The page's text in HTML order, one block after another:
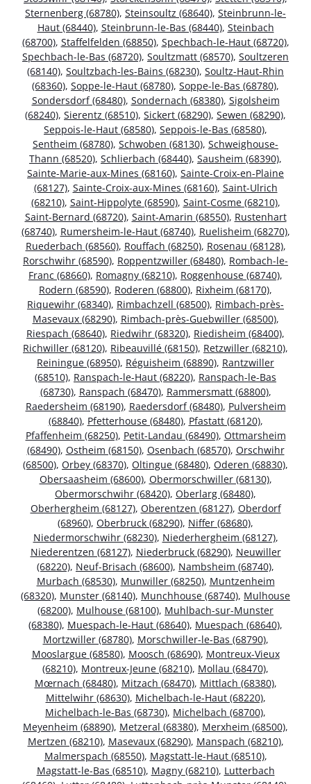
Sternenberg (68780), Steinsoultz (68640), Steinbrunn-le-
Haut (68440), Steinbrunn-le-Bas (68440), Steinbach
(68700), Staffelfelden (68850), Spechbach-le-Haut (68720),
Spechbach-le-Bas (68720), Soultzmatt (68570), Soultzeren
(68140), Soultzbach-les-Bains (68230), Soultz-Haut-Rhin
(68360), Soppe-le-Haut (68780), Soppe-le-Bas (68780),
Sondersdorf (68480), Sondernach (68380), Sigolsheim
(68240), Sierentz (68510), Sickert (68290), Sewen (68290),
Seppois-le-Haut (68580), Seppois-le-Bas (68580),
Sentheim (68780), Schwoben (68130), Schweighouse-
Thann (68520), Schlierbach (68440), Sausheim (68390),
Sainte-Marie-aux-Mines (68160), Sainte-Croix-en-Plaine
(68127), Sainte-Croix-aux-Mines (68160), Saint-Ulrich
(68210), Saint-Hippolyte (68590), Saint-Cosme (68210),
Saint-Bernard (68720), Saint-Amarin (68550), Rustenhart
(68740), Rumersheim-le-Haut (68740), Ruelisheim (68270),
Ruederbach (68560), Rouffach (68250), Rosenau (68128),
Rorschwihr (68590), Roppentzwiller (68480), Rombach-le-
Franc (68660), Romagny (68210), Roggenhouse (68740),
Rodern (68590), Roderen (68800), Rixheim (68170),
Riquewihr (68340), Rimbachzell (68500), Rimbach-près-
Masevaux (68290), Rimbach-près-Guebwiller (68500),
Riespach (68640), Riedwihr (68320), Riedisheim (68400),
Richwiller (68120), Ribeauvillé (68150), Retzwiller (68210),
Reiningue (68950), Réguisheim (68890), Rantzwiller
(68510), Ranspach-le-Haut (68220), Ranspach-le-Bas
(68730), Ranspach (68470), Rammersmatt (68800),
Raedersheim (68190), Raedersdorf (68480), Pulversheim
(68840), Pfetterhouse (68480), Pfastatt (68120),
Pfaffenheim (68250), Petit-Landau (68490), Ottmarsheim
(68490), Ostheim (68150), Osenbach (68570), Orschwihr
(68500), Orbey (68370), Oltingue (68480), Oderen (68830),
Obersaasheim (68600), Obermorschwiller (68130),
Obermorschwihr (68420), Oberlarg (68480),
Oberhergheim (68127), Oberentzen (68127), Oberdorf
(68960), Oberbruck (68290), Niffer (68680),
Niedermorschwihr (68230), Niederhergheim (68127),
Niederentzen (68127), Niederbruck (68290), Neuwiller
(68220), Neuf-Brisach (68600), Nambsheim (68740),
Murbach (68530), Munwiller (68250), Muntzenheim
(68320), Munster (68140), Munchhouse (68740), Mulhouse
(68200), Mulhouse (68100), Muhlbach-sur-Munster
(68380), Muespach-le-Haut (68640), Muespach (68640),
Mortzwiller (68780), Morschwiller-le-Bas (68790),
Mooslargue (68580), Moosch (68690), Montreux-Vieux
(68210), Montreux-Jeune (68210), Mollau (68470),
Mœrnach (68480), Mitzach (68470), Mittlach (68380),
Mittelwihr (68630), Michelbach-le-Haut (68220),
Michelbach-le-Bas (68730), Michelbach (68700),
Meyenheim (68890), Metzeral (68380), Merxheim (68500),
Mertzen (68210), Masevaux (68290), Manspach (68210),
Malmerspach (68550), Magstatt-le-Haut (68510),
Magstatt-le-Bas (68510), Magny (68210), Lutterbach